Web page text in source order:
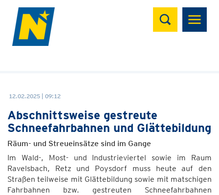
Suchen
12.02.2025 | 09:12
Abschnittsweise gestreute
Schneefahrbahnen und Glättebildung
Räum- und Streueinsätze sind im Gange
Im Wald-, Most- und Industrieviertel sowie im Raum
Ravelsbach, Retz und Poysdorf muss heute auf den
Straßen teilweise mit Glättebildung sowie mit matschigen
Fahrbahnen bzw. gestreuten Schneefahrbahnen